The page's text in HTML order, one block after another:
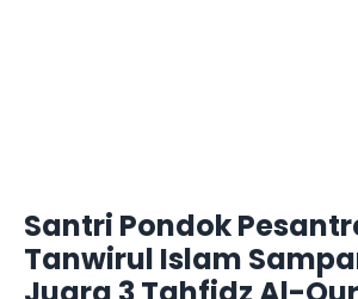
Santri Pondok
Tanwirul Islam